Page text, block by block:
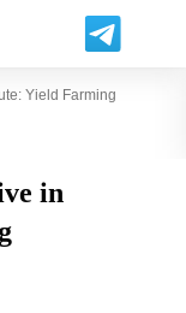
Yield Farming
in